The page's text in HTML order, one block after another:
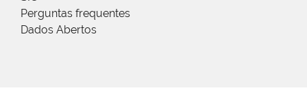
Perguntas frequentes
Dados Abertos